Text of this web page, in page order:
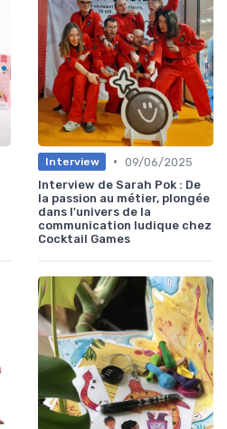
Interview • 09/06/2025
Interview de Sarah Pok : De
la passion au métier, plongée
dans l'univers de la
communication ludique chez
Cocktail Games